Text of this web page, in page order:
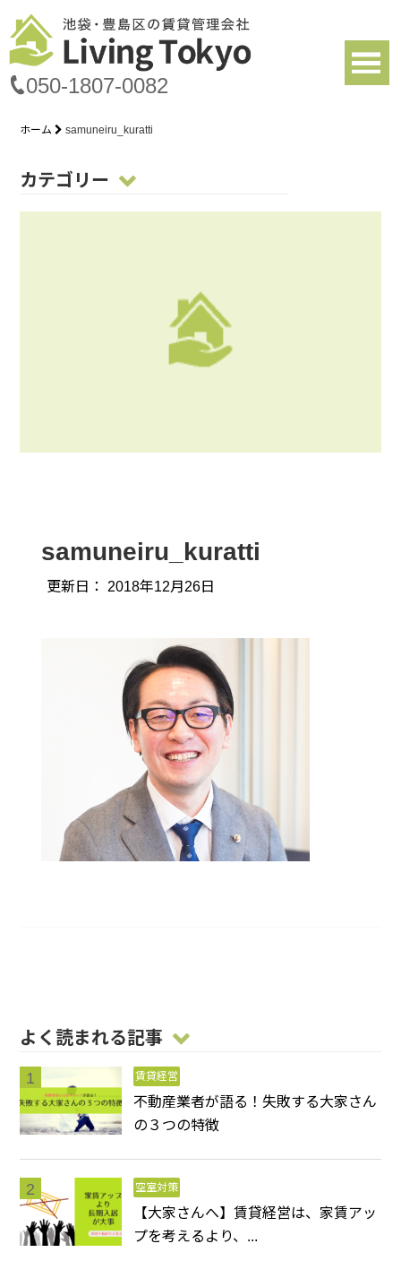
050-1807-0082
ホーム samuneiru_kuratti
samuneiru_kuratti
更新日： 2018年12月26日
カテゴリー
よく読まれる記事
賃貸経営
不動産業者が語る！失敗する大家さん
の３つの特徴
空室対策
【大家さんへ】賃貸経営は、家賃アッ
プを考えるより、...